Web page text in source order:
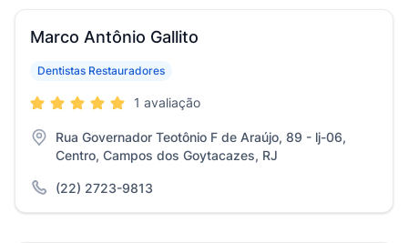
Marco Antônio Gallito
Dentistas Restauradores
1 avaliação
Rua Governador Teotônio F de Araújo, 89 - lj-06,
Centro, Campos dos Goytacazes, RJ
(22) 2723-9813